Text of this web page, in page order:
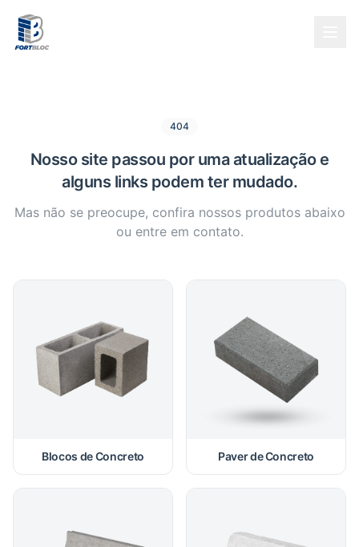
404
Nosso site passou por uma atualização e
alguns links podem ter mudado.
Mas não se preocupe, confira nossos produtos abaixo
ou entre em contato.
Blocos de Concreto Paver de Concreto